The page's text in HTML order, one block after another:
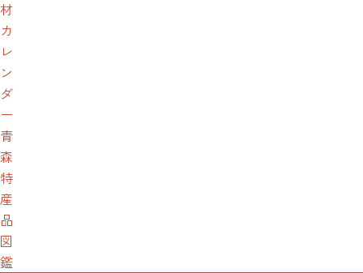
材
カ
レ
ン
ダ
ー
青
森
特
産
品
図
鑑